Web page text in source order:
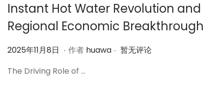
Instant Hot Water Revolution and
Regional Economic Breakthrough
作
2025年11月8日 2
2
. 作者 huawa . 暂无评论
The Driving Role of …